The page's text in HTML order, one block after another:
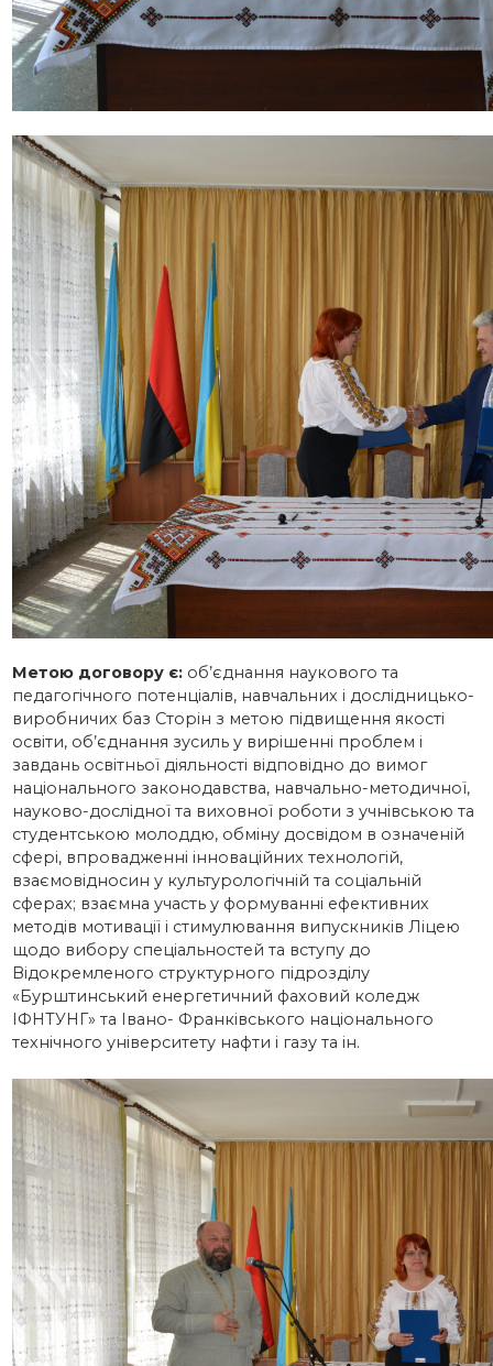
Метою договору є:об’єднання наукового та
педагогічного потенціалів, навчальних і дослідницько-
виробничих баз Сторін з метою підвищення якості
освіти, об’єднання зусиль у вирішенні проблем і
завдань освітньої діяльності відповідно до вимог
національного законодавства, навчально-методичної,
науково-дослідної та виховної роботи з учнівською та
студентською молоддю, обміну досвідом в означеній
сфері, впровадженні інноваційних технологій,
взаємовідносин у культурологічній та соціальній
сферах; взаємна участь у формуванні ефективних
методів мотивації і стимулювання випускників Ліцею
щодо вибору спеціальностей та вступу до
Відокремленого структурного підрозділу
«Бурштинський енергетичний фаховий коледж
ІФНТУНГ» та Івано- Франківського національного
технічного університету нафти і газу та ін.